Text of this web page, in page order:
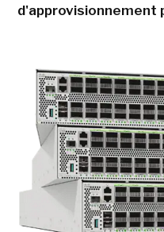
d'approvisionnement